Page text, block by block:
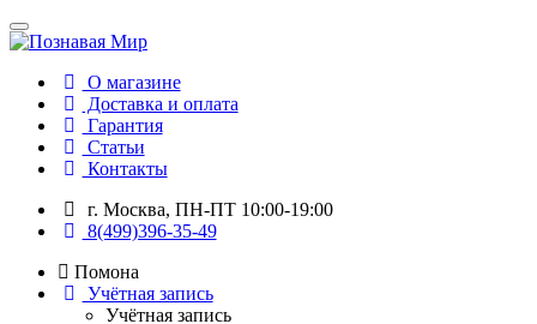
О магазине
Доставка и оплата
Гарантия
Статьи
Контакты
г. Москва, ПН-ПТ 10:00-19:00
8(499)396-35-49
Помона
Учётная запись
Учётная запись